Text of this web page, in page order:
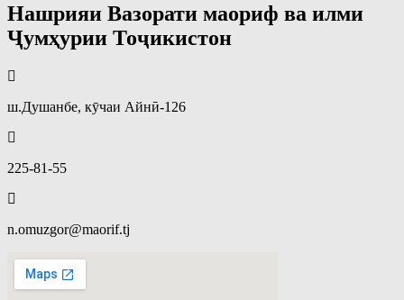
Нашрияи Вазорати маориф ва илми
Ҷумҳурии Тоҷикистон
ш.Душанбе, кӯчаи Айнӣ-126
225-81-55
n.omuzgor@maorif.tj